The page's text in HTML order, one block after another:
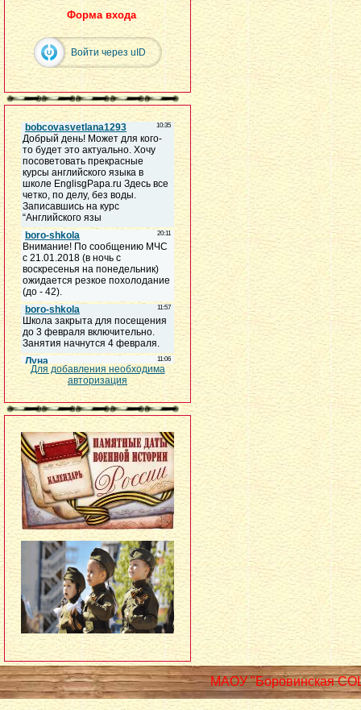
Форма входа
Войти через uID
Для добавления необходима
авторизация
МАОУ "Боровинская